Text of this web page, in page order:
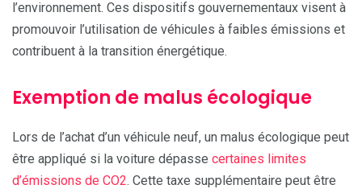
l’environnement. Ces dispositifs gouvernementaux visent à
promouvoir l’utilisation de véhicules à faibles émissions et
contribuent à la transition énergétique.
Exemption de malus écologique
Lors de l’achat d’un véhicule neuf, un malus écologique peut
être appliqué si la voiture dépasse certaines limites
d’émissions de CO2. Cette taxe supplémentaire peut être